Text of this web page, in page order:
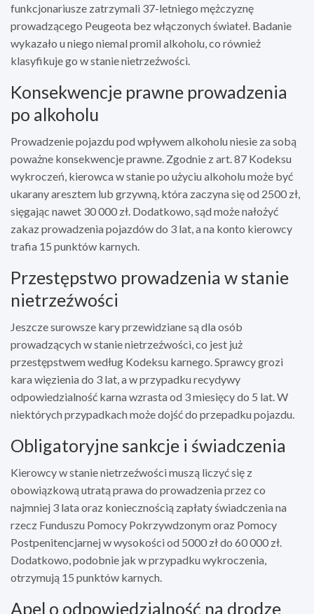
funkcjonariusze zatrzymali 37-letniego mężczyznę
prowadzącego Peugeota bez włączonych świateł. Badanie
wykazało u niego niemal promil alkoholu, co również
klasyfikuje go w stanie nietrzeźwości.
Konsekwencje prawne prowadzenia
po alkoholu
Prowadzenie pojazdu pod wpływem alkoholu niesie za sobą
poważne konsekwencje prawne. Zgodnie z art. 87 Kodeksu
wykroczeń, kierowca w stanie po użyciu alkoholu może być
ukarany aresztem lub grzywną, która zaczyna się od 2500 zł,
sięgając nawet 30 000 zł. Dodatkowo, sąd może nałożyć
zakaz prowadzenia pojazdów do 3 lat, a na konto kierowcy
trafia 15 punktów karnych.
Przestępstwo prowadzenia w stanie
nietrzeźwości
Jeszcze surowsze kary przewidziane są dla osób
prowadzących w stanie nietrzeźwości, co jest już
przestępstwem według Kodeksu karnego. Sprawcy grozi
kara więzienia do 3 lat, a w przypadku recydywy
odpowiedzialność karna wzrasta od 3 miesięcy do 5 lat. W
niektórych przypadkach może dojść do przepadku pojazdu.
Obligatoryjne sankcje i świadczenia
Kierowcy w stanie nietrzeźwości muszą liczyć się z
obowiązkową utratą prawa do prowadzenia przez co
najmniej 3 lata oraz koniecznością zapłaty świadczenia na
rzecz Funduszu Pomocy Pokrzywdzonym oraz Pomocy
Postpenitencjarnej w wysokości od 5000 zł do 60 000 zł.
Dodatkowo, podobnie jak w przypadku wykroczenia,
otrzymują 15 punktów karnych.
Apel o odpowiedzialność na drodze